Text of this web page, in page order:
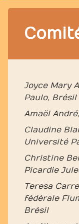
Joyce Mary
Paulo, Brésil
Amaël
Claudine
Université
Christine
Picardie
Teresa
fédérale
Brésil